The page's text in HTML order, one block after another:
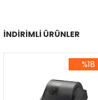
İNDIRIMLI ÜRÜNLER
%18